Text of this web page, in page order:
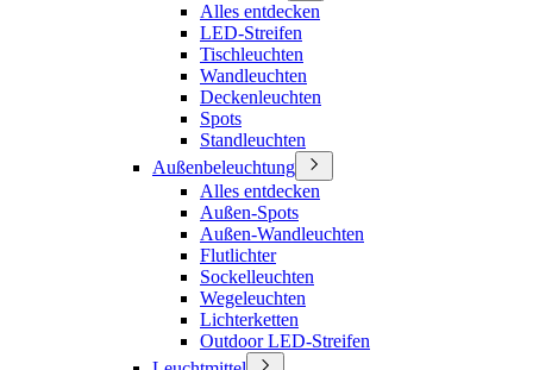
Alles entdecken
LED-Streifen
Tischleuchten
Wandleuchten
Deckenleuchten
Spots
Standleuchten
Außenbeleuchtung
Alles entdecken
Außen-Spots
Außen-Wandleuchten
Flutlichter
Sockelleuchten
Wegeleuchten
Lichterketten
Outdoor LED-Streifen